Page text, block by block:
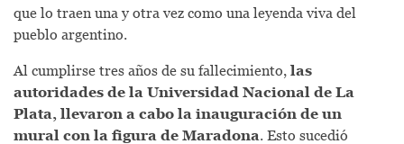
que lo traen una y otra vez como una leyenda viva del
pueblo argentino.
Al cumplirse tres años de su fallecimiento, las
autoridades de la Universidad Nacional de La
Plata, llevaron a cabo la inauguración de un
mural con la figura de Maradona. Esto sucedió